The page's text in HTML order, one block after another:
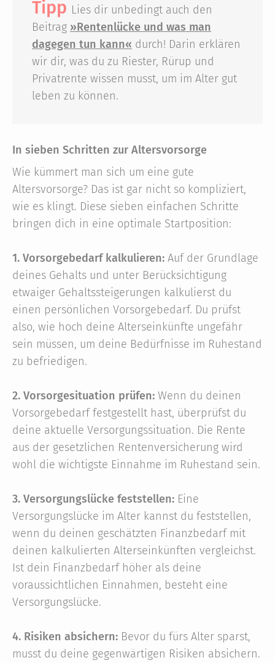
Tipp Lies dir unbedingt auch den
Beitrag »Rentenlücke und was man
dagegen tun kann« durch! Darin erklären
wir dir, was du zu Riester, Rürup und
Privatrente wissen musst, um im Alter gut
leben zu können.
In sieben Schritten zur Altersvorsorge
Wie kümmert man sich um eine gute
Altersvorsorge? Das ist gar nicht so kompliziert,
wie es klingt. Diese sieben einfachen Schritte
bringen dich in eine optimale Startposition:
1. Vorsorgebedarf kalkulieren: Auf der Grundlage
deines Gehalts und unter Berücksichtigung
etwaiger Gehaltssteigerungen kalkulierst du
einen persönlichen Vorsorgebedarf. Du prüfst
also, wie hoch deine Alterseinkünfte ungefähr
sein müssen, um deine Bedürfnisse im Ruhestand
zu befriedigen.
2. Vorsorgesituation prüfen: Wenn du deinen
Vorsorgebedarf festgestellt hast, überprüfst du
deine aktuelle Versorgungssituation. Die Rente
aus der gesetzlichen Rentenversicherung wird
wohl die wichtigste Einnahme im Ruhestand sein.
3. Versorgungslücke feststellen: Eine
Versorgungslücke im Alter kannst du feststellen,
wenn du deinen geschätzten Finanzbedarf mit
deinen kalkulierten Alterseinkünften vergleichst.
Ist dein Finanzbedarf höher als deine
voraussichtlichen Einnahmen, besteht eine
Versorgungslücke.
4. Risiken absichern: Bevor du fürs Alter sparst,
musst du deine gegenwärtigen Risiken absichern.